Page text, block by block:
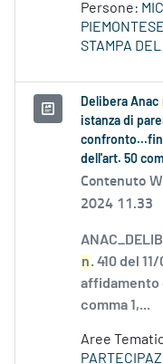
Persone:
PIEMONTESE
STAMPA
Delibera Anac
istanza di
dell'art. 50
Contenuto
2024 11.33
n. 410 del
affidamento
comma 1,...
Aree